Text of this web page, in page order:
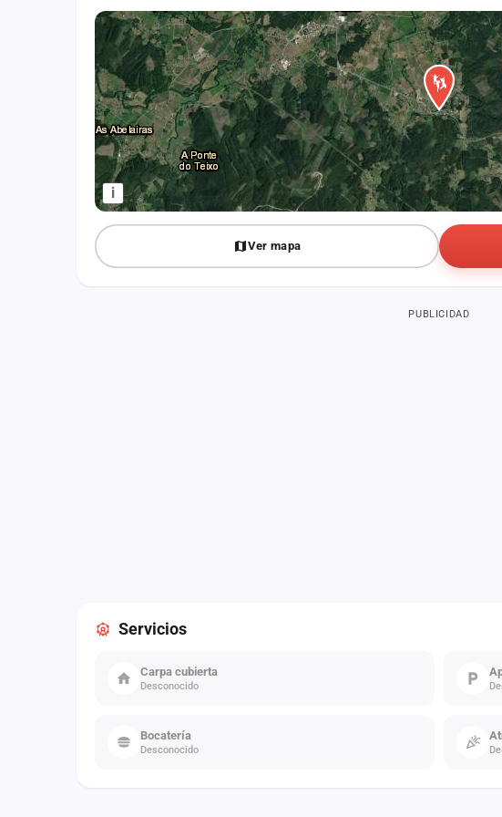
i
Ver mapa
PUBLICIDAD
Servicios
Carpa cubierta
Desconocido
Bocatería
Desconocido
Iniciar sesión
Crear cuenta